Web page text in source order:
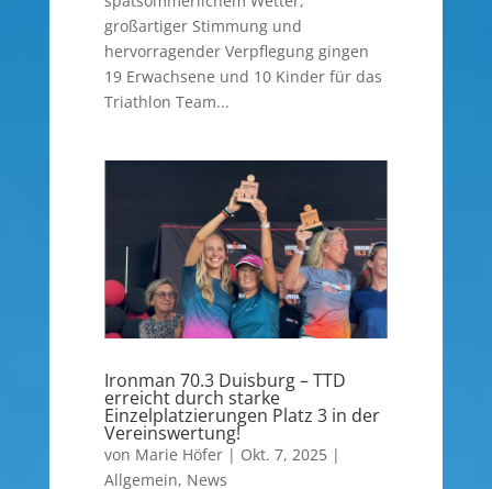
großartiger Stimmung und
hervorragender Verpflegung gingen
19 Erwachsene und 10 Kinder für das
Triathlon Team...
Ironman 70.3 Duisburg – TTD
erreicht durch starke
Einzelplatzierungen Platz 3 in der
Vereinswertung!
von Marie Höfer| Okt. 7, 2025|
Allgemein, News